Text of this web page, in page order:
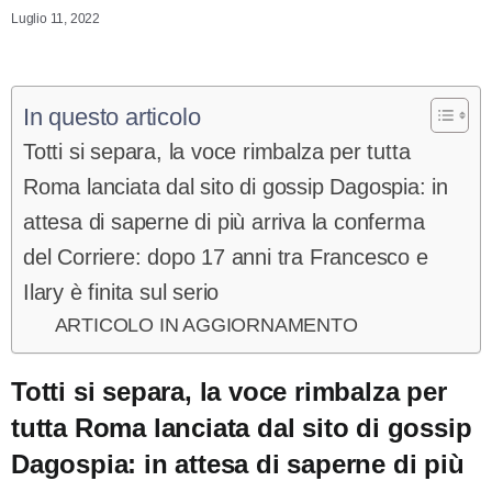
Luglio 11, 2022
In questo articolo
Totti si separa, la voce rimbalza per tutta
Roma lanciata dal sito di gossip Dagospia: in
attesa di saperne di più arriva la conferma
del Corriere: dopo 17 anni tra Francesco e
Ilary è finita sul serio
ARTICOLO IN AGGIORNAMENTO
Totti si separa, la voce rimbalza per
tutta Roma lanciata dal sito di gossip
Dagospia: in attesa di saperne di più